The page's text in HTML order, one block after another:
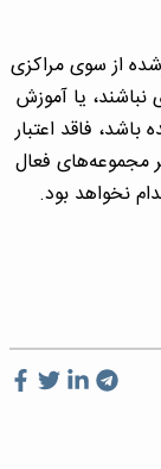
از سوی مراکزی
نباشند، یا آموزش
فاقد اعتبار
مجموعه‌های فعال
نخواهد بود.